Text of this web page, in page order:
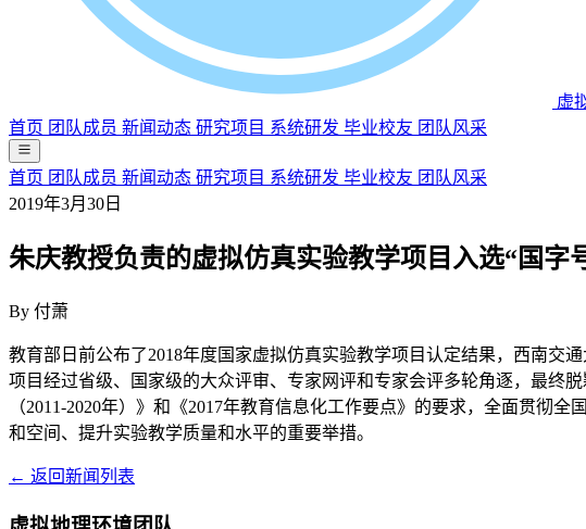
虚
首页 团队成员 新闻动态 研究项目 系统研发 毕业校友 团队风采
首页 团队成员 新闻动态 研究项目 系统研发 毕业校友 团队风采
2019年3月30日
朱庆教授负责的虚拟仿真实验教学项目入选“国字
By 付萧
教育部日前公布了2018年度国家虚拟仿真实验教学项目认定结果，西南交
项目经过省级、国家级的大众评审、专家网评和专家会评多轮角逐，最终
（2011-2020年）》和《2017年教育信息化工作要点》的要求，全面贯彻
和空间、提升实验教学质量和水平的重要举措。
← 返回新闻列表